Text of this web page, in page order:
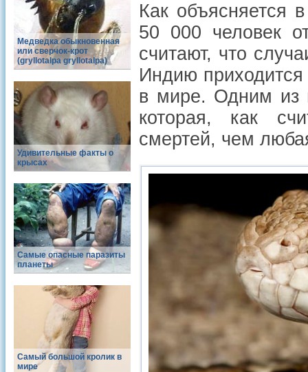
Медведка обыкновенная
или сверчок-крот
(gryllotalpa gryllotalpa)
Удивительные факты о
крысах
Самые опасные паразиты
планеты
Самый большой кролик в
мире
Как объясняется
50 000 человек
считают, что
Индию приходится
в мире. Одним из
которая, как
смертей, чем